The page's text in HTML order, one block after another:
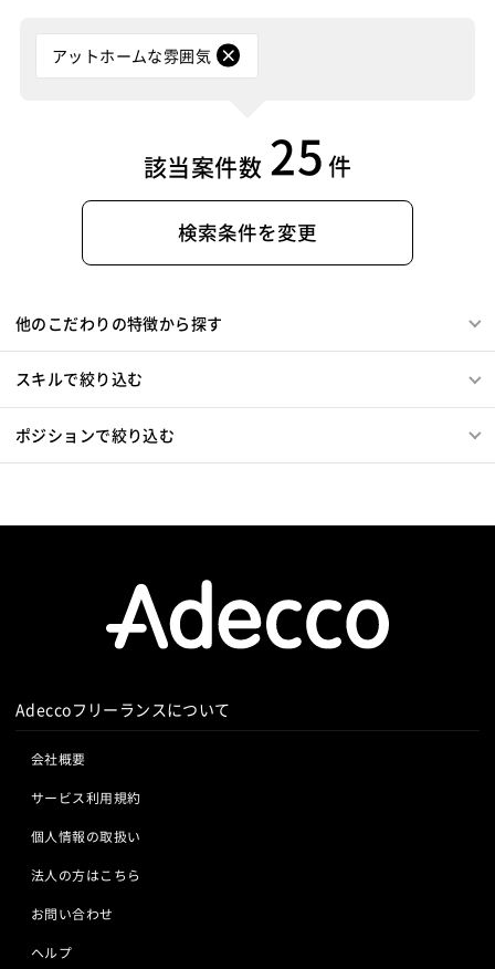
アットホームな雰囲気
該当案件数 25 件
検索条件を変更
他のこだわりの特徴から探す
スキルで絞り込む
ポジションで絞り込む
Adeccoフリーランスについて
会社概要
サービス利用規約
個人情報の取扱い
法人の方はこちら
お問い合わせ
ヘルプ